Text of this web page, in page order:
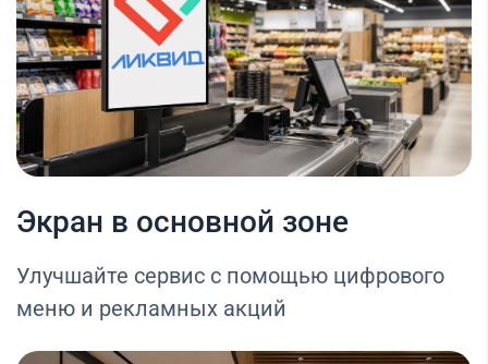
Экран в основной зоне
Улучшайте сервис с помощью цифрового
меню и рекламных акций